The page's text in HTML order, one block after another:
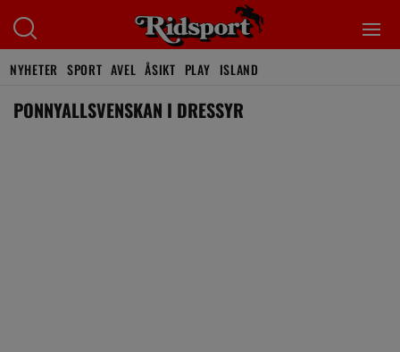
NYHETER SPORT AVEL ÅSIKT PLAY ISLAND
PONNYALLSVENSKAN I DRESSYR